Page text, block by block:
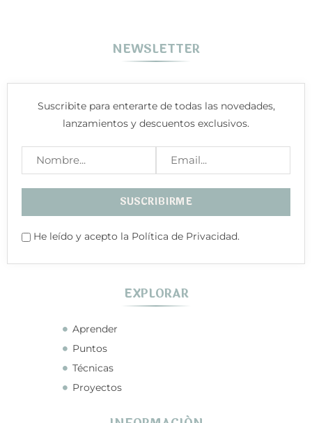
NEWSLETTER
Suscribite para enterarte de todas las novedades,
lanzamientos y descuentos exclusivos.
He leído y acepto la Política de Privacidad.
EXPLORAR
Aprender
Puntos
Técnicas
Proyectos